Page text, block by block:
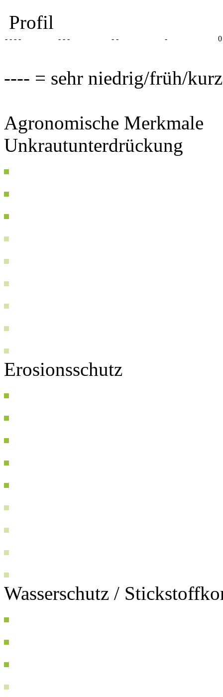
Profil
- - - - - - - - - - 0
---- = sehr niedrig/früh/
Agronomische Merkmale
Unkrautunterdrückung
Erosionsschutz
Wasserschutz /